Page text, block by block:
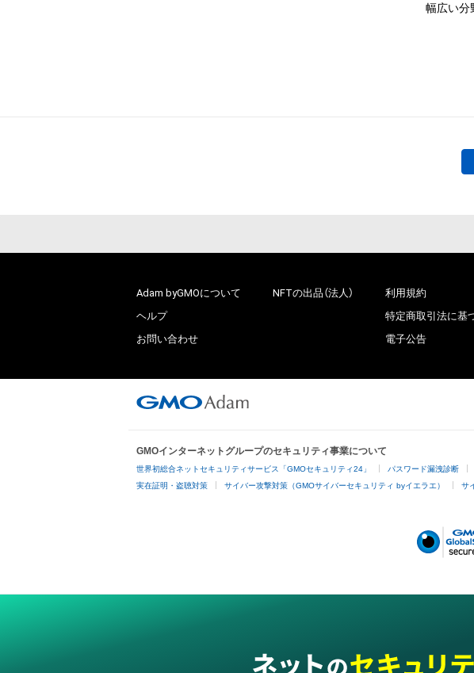
すること
する権
利用を
・本ア
の管理
幅広い分
Adam byGMOについて
ヘルプ
お問い合わせ
NFTの出品（法人）
利用規約
特定商取引法に基
電子公告
GMOインターネットグループのセキュリティ事業について
世界初総合ネットセキュリティサービス「GMOセキュリティ24」 パスワード漏洩診断
実在証明・盗聴対策 サイバー攻撃対策（GMOサイバーセキュリティ byイエラエ） サ